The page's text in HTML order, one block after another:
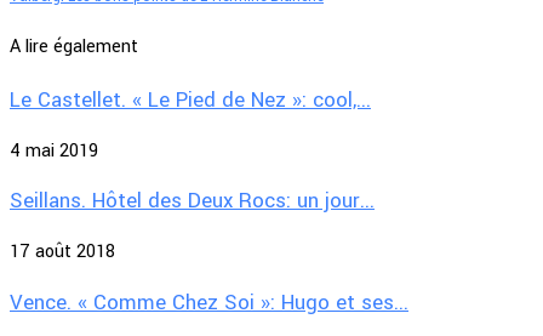
A lire également
Le Castellet. « Le Pied de Nez »: cool,...
4 mai 2019
Seillans. Hôtel des Deux Rocs: un jour...
17 août 2018
Vence. « Comme Chez Soi »: Hugo et ses...